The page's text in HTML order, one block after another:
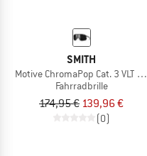
SMITH
Motive ChromaPop Cat. 3 VLT 10%
Fahrradbrille
174,95 € 139,96 €
(0)